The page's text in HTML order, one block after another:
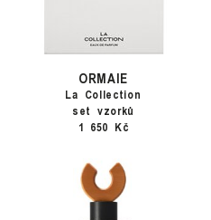
ORMAIE
La Collection
set vzorků
1 650 Kč